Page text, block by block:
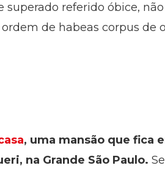
superado referido óbice,
de habeas corpus de
, uma mansão que fica
na Grande São Paulo.